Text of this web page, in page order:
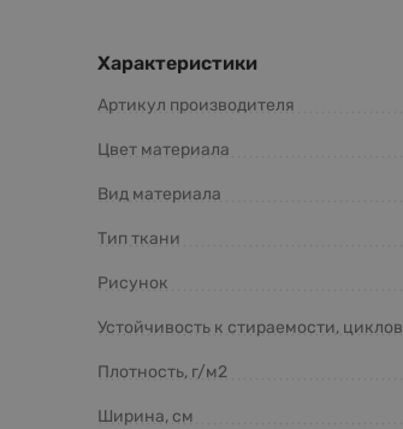
Характеристики
Артикул производителя
Цвет материала
Вид материала
Тип ткани
Рисунок
Устойчивость к стираемости, циклов
Плотность, г/м2
Ширина, см